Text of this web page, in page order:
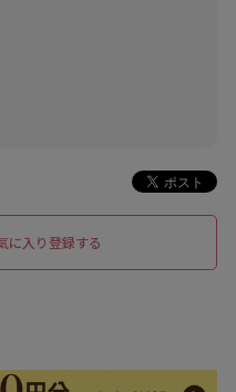
に入り登録する